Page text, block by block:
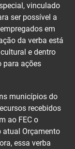
vinculado
ser possível a
em
da verba está
e dentro
para ações
municípios do
recebidos
ao FEC o
atual Orçamento
essa verba